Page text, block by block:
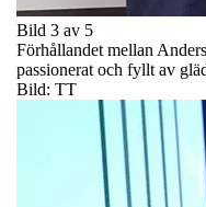
Bild 3 av 5
Förhållandet mellan
passionerat och fyllt av
Bild: TT